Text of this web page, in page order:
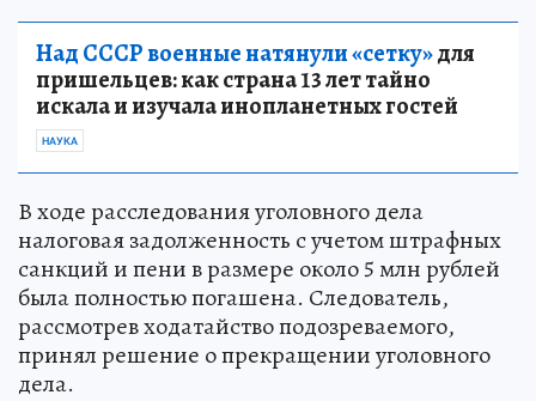
Над СССР военные натянули «сетку»для
пришельцев: как страна 13 лет тайно
искала и изучала инопланетных гостей
НАУКА
В ходе расследования уголовного дела
налоговая задолженность с учетом штрафных
санкций и пени в размере около 5 млн рублей
была полностью погашена. Следователь,
рассмотрев ходатайство подозреваемого,
принял решение о прекращении уголовного
дела.